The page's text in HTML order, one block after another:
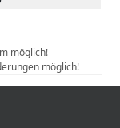
möglich!
möglich!